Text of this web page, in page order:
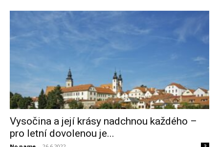
Vysočina a její krásy nadchnou každého –
pro letní dovolenou je...